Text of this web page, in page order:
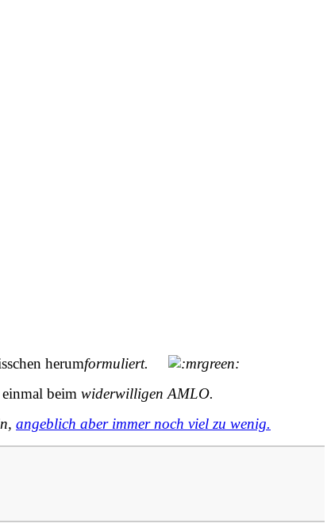
herumformuliert.
beim widerwilligen AMLO.
angeblich aber immer noch viel zu wenig.